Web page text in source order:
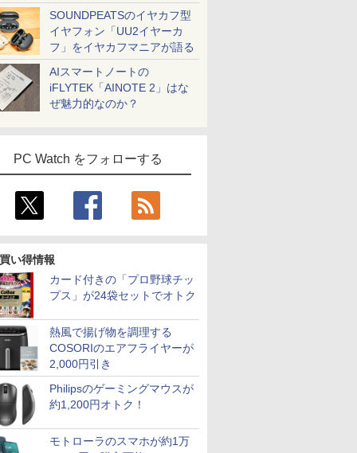
SOUNDPEATSのイヤカフ型
イヤフォン「UU2イヤーカ
フ」をイヤカフマニアが語る
AIスマートノートの
iFLYTEK「AINOTE 2」はな
ぜ魅力的なのか？
PC Watch をフォローする
い得情報
カード付きの「プロ野球チッ
プス」が24袋セットでオトク
熱風で揚げ物を調理する
COSORIのエアフライヤーが
2,000円引き
Philipsのゲーミングマウスが
約1,200円オトク！
モトローラのスマホが約1万